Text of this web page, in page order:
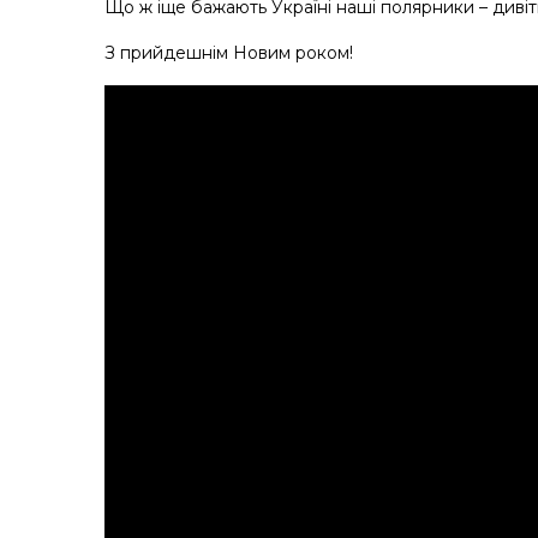
Що ж іще бажають Україні наші полярники –
З прийдешнім Новим роком!